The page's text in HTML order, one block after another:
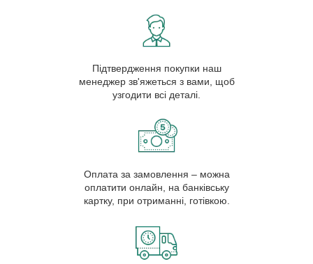
Підтвердження покупки наш
менеджер зв'яжеться з вами, щоб
узгодити всі деталі.
Оплата за замовлення – можна
оплатити онлайн, на банківську
картку, при отриманні, готівкою.